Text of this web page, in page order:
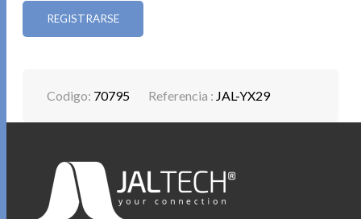
• Compatible con Windows / Mac OS / Android / iOS
diario.
REGISTRARSE
Codigo: 70795 Referencia : JAL-YX29